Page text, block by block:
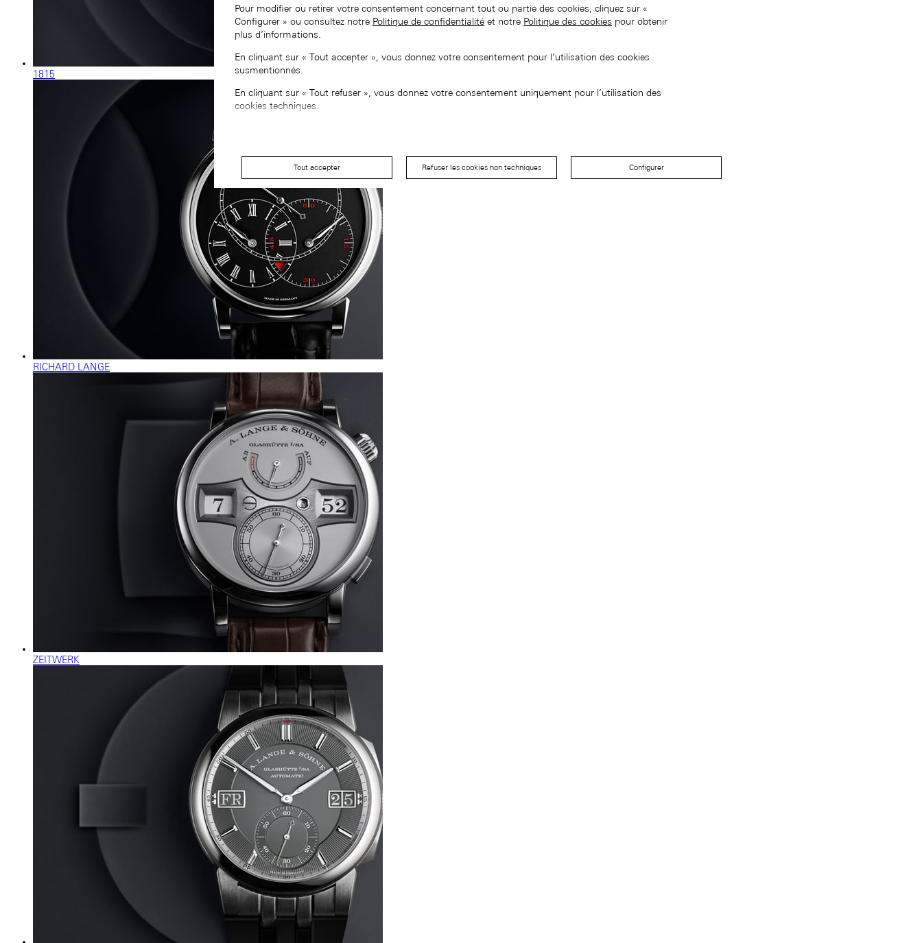
1815
RICHARD LANGE
ZEITWERK
Pour modifier ou retirer votre consentement concernant tout ou partie des cookies, cliquez sur «
Configurer » ou consultez notre Politique de confidentialité et notre Politique des cookies pour obtenir
plus d’informations.
En cliquant sur « Tout accepter », vous donnez votre consentement pour l’utilisation des cookies
susmentionnés.
En cliquant sur « Tout refuser », vous donnez votre consentement uniquement pour l’utilisation des
cookies techniques.
Tout accepter Refuser les cookies non techniques Configurer